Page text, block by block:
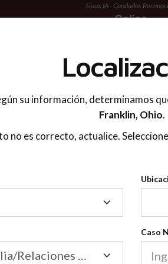
Sioux IA - Condados
Condados
2600
Condados
2600
Las
su información, determinamos
Franklin, Ohio.
no es correcto, actualice.
Tribunal de Familia/Relaciones Domésticas
Caso